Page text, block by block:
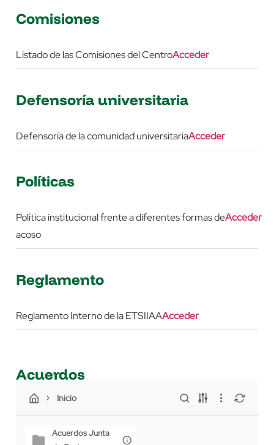
Comisiones
Listado de las Comisiones del CentroAcceder
Defensoría universitaria
Defensoría de la comunidad universitariaAcceder
Políticas
Política institucional frente a diferentes formas de
acoso
Acceder
Reglamento
Reglamento Interno de la ETSIIAAAcceder
Acuerdos
Inicio
Acuerdos Junta